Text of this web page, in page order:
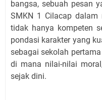
bangsa, sebuah pesan
SMKN 1 Cilacap dalam
tidak hanya kompeten
pondasi karakter yang
sebagai sekolah
di mana nilai-nilai
sejak dini.